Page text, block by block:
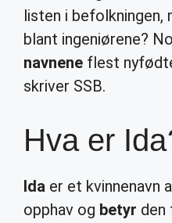
listen i befolkningen,
blant ingeniørene?
navnene flest
skriver SSB.
Hva er
Ida er et kvinnenavn
opphav og betyr den